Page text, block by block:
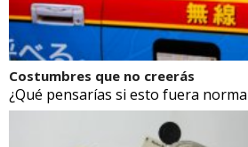
Costumbres que no creerás
¿Qué pensarías si esto fuera